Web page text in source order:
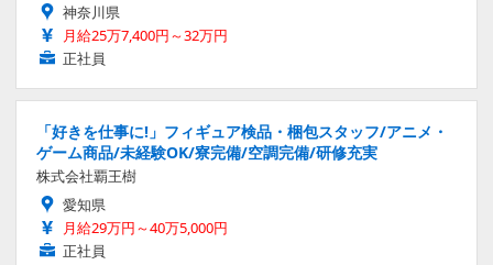
神奈川県
月給25万7,400円～32万円
正社員
「好きを仕事に!」フィギュア検品・梱包スタッフ/アニメ・
ゲーム商品/未経験OK/寮完備/空調完備/研修充実
株式会社覇王樹
愛知県
月給29万円～40万5,000円
正社員